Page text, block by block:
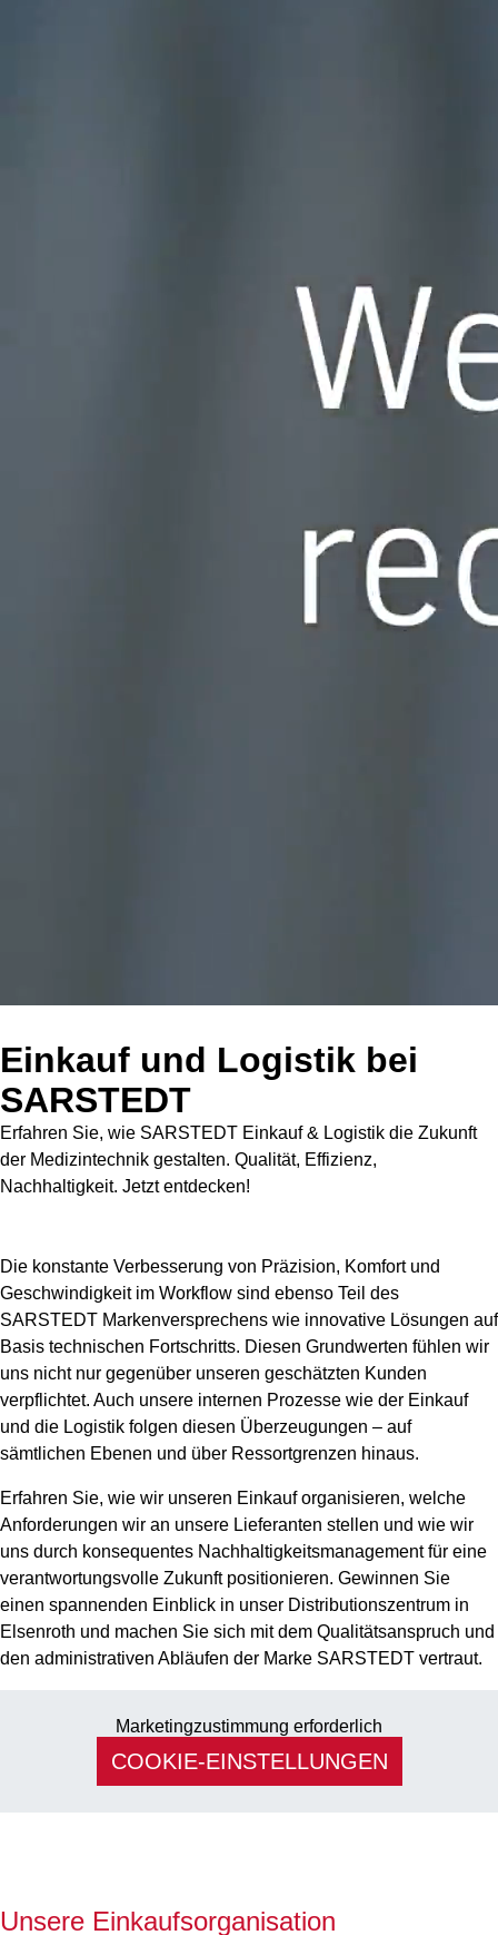
Einkauf und Logistik bei
SARSTEDT
Erfahren Sie, wie SARSTEDT Einkauf & Logistik die Zukunft
der Medizintechnik gestalten. Qualität, Effizienz,
Nachhaltigkeit. Jetzt entdecken!
Die konstante Verbesserung von Präzision, Komfort und
Geschwindigkeit im Workflow sind ebenso Teil des
SARSTEDT Markenversprechens wie innovative Lösungen auf
Basis technischen Fortschritts. Diesen Grundwerten fühlen wir
uns nicht nur gegenüber unseren geschätzten Kunden
verpflichtet. Auch unsere internen Prozesse wie der Einkauf
und die Logistik folgen diesen Überzeugungen – auf
sämtlichen Ebenen und über Ressortgrenzen hinaus.
Erfahren Sie, wie wir unseren Einkauf organisieren, welche
Anforderungen wir an unsere Lieferanten stellen und wie wir
uns durch konsequentes Nachhaltigkeitsmanagement für eine
verantwortungsvolle Zukunft positionieren. Gewinnen Sie
einen spannenden Einblick in unser Distributionszentrum in
Elsenroth und machen Sie sich mit dem Qualitätsanspruch und
den administrativen Abläufen der Marke SARSTEDT vertraut.
Marketingzustimmung erforderlich
COOKIE-EINSTELLUNGEN
Unsere Einkaufsorganisation